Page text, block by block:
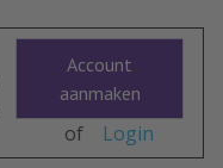
Account
aanmaken
of Login